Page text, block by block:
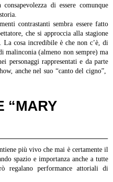
di essere comunque
contrastanti sembra essere fatto
che si approccia alla stagione
La cosa incredibile è che non c’è, di
malinconia (almeno non sempre) ma
personaggi rappresentati e da parte
anche nel suo “canto del cigno”,
“MARY
più vivo che mai è certamente il
spazio e importanza anche a tutte
regalano performance attoriali di